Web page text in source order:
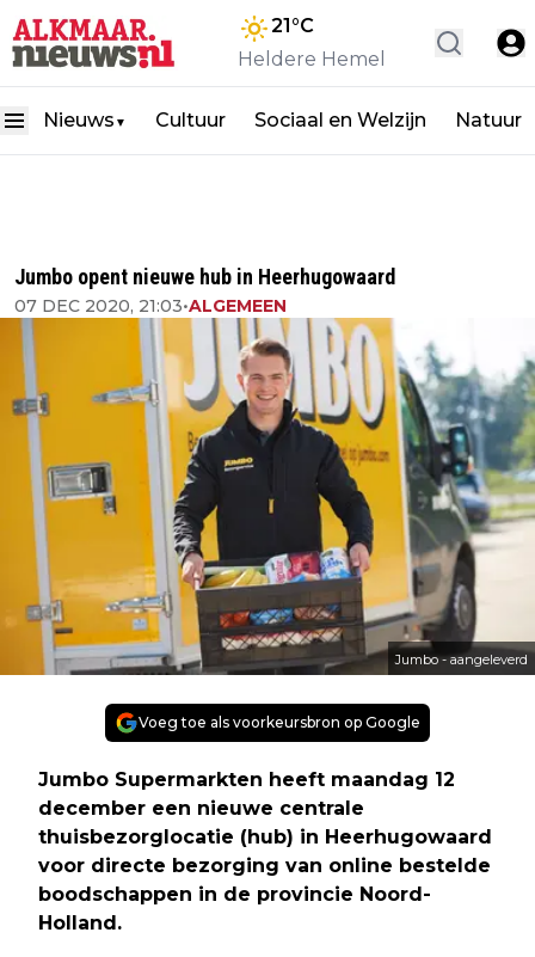
21°C
Heldere Hemel
Nieuws ▼ Cultuur Sociaal en Welzijn Natuur
Jumbo opent nieuwe hub in Heerhugowaard
07 DEC 2020, 21:03•ALGEMEEN
Jumbo - aangeleverd
Voeg toe als voorkeursbron op Google
Jumbo Supermarkten heeft maandag 12
december een nieuwe centrale
thuisbezorglocatie (hub) in Heerhugowaard
voor directe bezorging van online bestelde
boodschappen in de provincie Noord-
Holland.